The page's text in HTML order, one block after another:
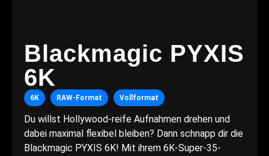
Blackmagic PYXIS
6K
6K RAW-Format Vollformat
Du willst Hollywood-reife Aufnahmen drehen und
dabei maximal flexibel bleiben? Dann schnapp dir die
Blackmagic PYXIS 6K! Mit ihrem 6K-Super-35-